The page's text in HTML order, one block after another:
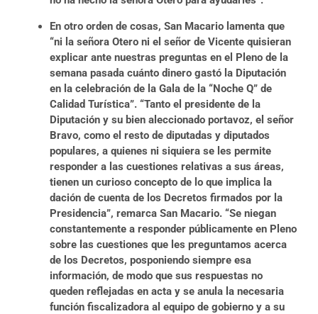
En otro orden de cosas, San Macario lamenta que
“ni la señora Otero ni el señor de Vicente quisieran
explicar ante nuestras preguntas en el Pleno de la
semana pasada cuánto dinero gastó la Diputación
en la celebración de la Gala de la “Noche Q” de
Calidad Turística”. “Tanto el presidente de la
Diputación y su bien aleccionado portavoz, el señor
Bravo, como el resto de diputadas y diputados
populares, a quienes ni siquiera se les permite
responder a las cuestiones relativas a sus áreas,
tienen un curioso concepto de lo que implica la
dación de cuenta de los Decretos firmados por la
Presidencia”, remarca San Macario. “Se niegan
constantemente a responder públicamente en Pleno
sobre las cuestiones que les preguntamos acerca
de los Decretos, posponiendo siempre esa
información, de modo que sus respuestas no
queden reflejadas en acta y se anula la necesaria
función fiscalizadora al equipo de gobierno y a su